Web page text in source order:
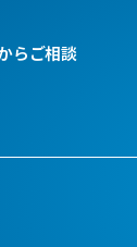
らご相談